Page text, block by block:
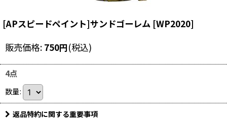
[APスピードペイント]サンドゴーレム [WP2020]
販売価格: 750円(税込)
4点
数量:
返品特約に関する重要事項